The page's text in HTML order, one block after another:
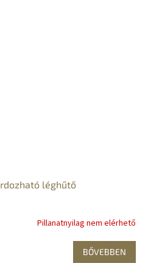
léghűtő
Pillanatnyilag nem elérhető
BŐVEBBEN